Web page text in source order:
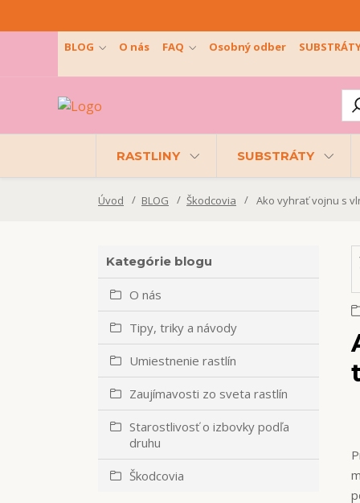
BLOG O nás FAQ Osobný odber
RASTLINY SUBSTRÁTY
Úvod BLOG Škodcovia Ako vyhrať vojnu s
Kategórie blogu
O nás
Tipy, triky a návody
Umiestnenie rastlín
Zaujímavosti zo sveta rastlín
Starostlivosť o izbovky podľa
druhu
Škodcovia